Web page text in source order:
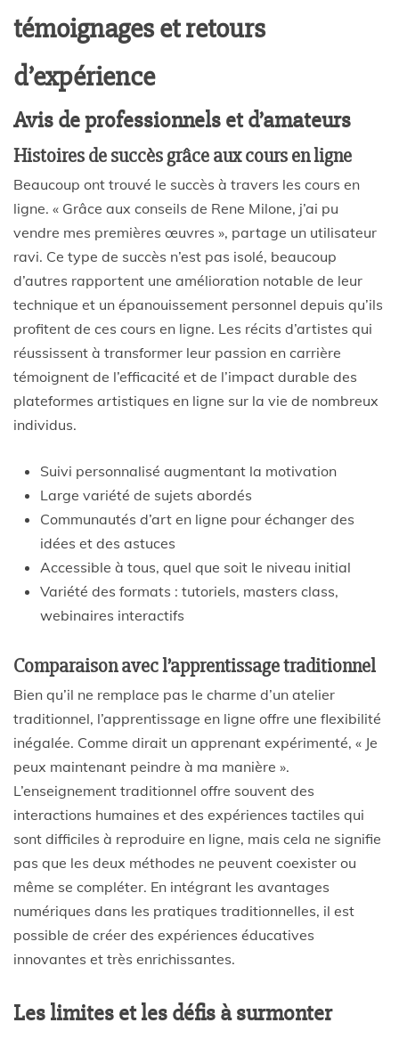
témoignages et retours
d’expérience
Avis de professionnels et d’amateurs
Histoires de succès grâce aux cours en ligne
Beaucoup ont trouvé le succès à travers les cours en
ligne. « Grâce aux conseils de Rene Milone, j’ai pu
vendre mes premières œuvres », partage un utilisateur
ravi. Ce type de succès n’est pas isolé, beaucoup
d’autres rapportent une amélioration notable de leur
technique et un épanouissement personnel depuis qu’ils
profitent de ces cours en ligne. Les récits d’artistes qui
réussissent à transformer leur passion en carrière
témoignent de l’efficacité et de l’impact durable des
plateformes artistiques en ligne sur la vie de nombreux
individus.
Suivi personnalisé augmentant la motivation
Large variété de sujets abordés
Communautés d’art en ligne pour échanger des
idées et des astuces
Accessible à tous, quel que soit le niveau initial
Variété des formats : tutoriels, masters class,
webinaires interactifs
Comparaison avec l’apprentissage traditionnel
Bien qu’il ne remplace pas le charme d’un atelier
traditionnel, l’apprentissage en ligne offre une flexibilité
inégalée. Comme dirait un apprenant expérimenté, « Je
peux maintenant peindre à ma manière ».
L’enseignement traditionnel offre souvent des
interactions humaines et des expériences tactiles qui
sont difficiles à reproduire en ligne, mais cela ne signifie
pas que les deux méthodes ne peuvent coexister ou
même se compléter. En intégrant les avantages
numériques dans les pratiques traditionnelles, il est
possible de créer des expériences éducatives
innovantes et très enrichissantes.
Les limites et les défis à surmonter